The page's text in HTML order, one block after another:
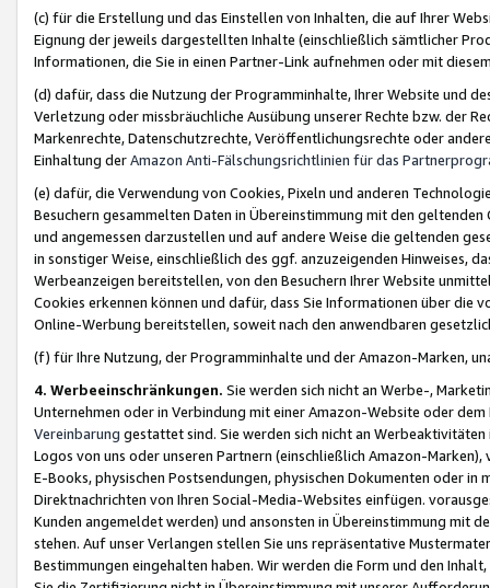
(c) für die Erstellung und das Einstellen von Inhalten, die auf Ihrer
Eignung der jeweils dargestellten Inhalte (einschließlich sämtlicher
Informationen, die Sie in einen Partner-Link aufnehmen oder mit
(d) dafür, dass die Nutzung der Programminhalte, Ihrer Website und
Verletzung oder missbräuchliche Ausübung unserer Rechte bzw. der
Markenrechte, Datenschutzrechte, Veröffentlichungsrechte oder
Einhaltung derAmazon Anti-Fälschungsrichtlinien für das
(e) dafür, die Verwendung von Cookies, Pixeln und anderen
Besuchern gesammelten Daten in Übereinstimmung mit den
und angemessen darzustellen und auf andere Weise die geltenden
in sonstiger Weise, einschließlich des ggf. anzuzeigenden Hinweises,
Werbeanzeigen bereitstellen, von den Besuchern Ihrer Website
Cookies erkennen können und dafür, dass Sie Informationen über die
Online-Werbung bereitstellen, soweit nach den anwendbaren
(f) für Ihre Nutzung, der Programminhalte und der Amazon-Marken,
4. Werbeeinschränkungen. Sie werden sich nicht an Werbe-,
Unternehmen oder in Verbindung mit einer Amazon-Website oder
Vereinbarung gestattet sind. Sie werden sich nicht an
Logos von uns oder unseren Partnern (einschließlich Amazon-
E-Books, physischen Postsendungen, physischen Dokumenten oder in
Direktnachrichten von Ihren Social-Media-Websites einfügen.
Kunden angemeldet werden) und ansonsten in Übereinstimmung mit
stehen. Auf unser Verlangen stellen Sie uns repräsentative
Bestimmungen eingehalten haben. Wir werden die Form und den